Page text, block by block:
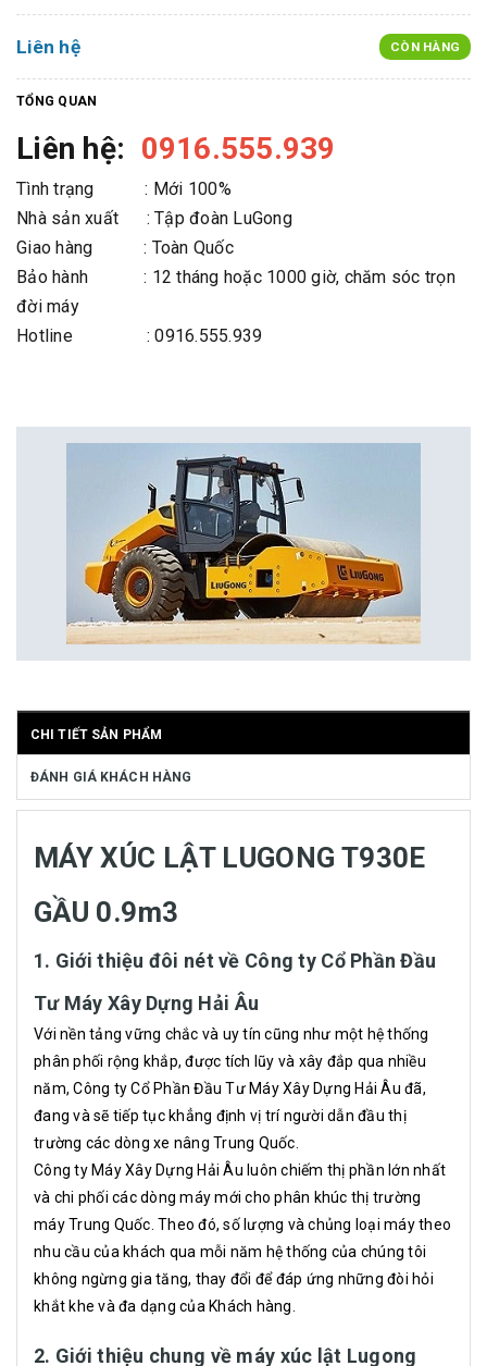
Liên hệ CÒN HÀNG
TỔNG QUAN
Liên hệ: 0916.555.939
Tình trạng : Mới 100%
Nhà sản xuất : Tập đoàn LuGong
Giao hàng : Toàn Quốc
Bảo hành : 12 tháng hoặc 1000 giờ, chăm sóc trọn
đời máy
Hotline : 0916.555.939
CHI TIẾT SẢN PHẨM
ĐÁNH GIÁ KHÁCH HÀNG
MÁY XÚC LẬT LUGONG T930E
GẦU 0.9m3
1. Giới thiệu đôi nét về Công ty Cổ Phần Đầu
Tư Máy Xây Dựng Hải Âu
Với nền tảng vững chắc và uy tín cũng như một hệ thống
phân phối rộng khắp, được tích lũy và xây đắp qua nhiều
năm, Công ty Cổ Phần Đầu Tư Máy Xây Dựng Hải Âu đã,
đang và sẽ tiếp tục khẳng định vị trí người dẫn đầu thị
trường các dòng xe nâng Trung Quốc.
Công ty Máy Xây Dựng Hải Âu luôn chiếm thị phần lớn nhất
và chi phối các dòng máy mới cho phân khúc thị trường
máy Trung Quốc. Theo đó, số lượng và chủng loại máy theo
nhu cầu của khách qua mỗi năm hệ thống của chúng tôi
không ngừng gia tăng, thay đổi để đáp ứng những đòi hỏi
khắt khe và đa dạng của Khách hàng.
2. Giới thiệu chung về máy xúc lật Lugong